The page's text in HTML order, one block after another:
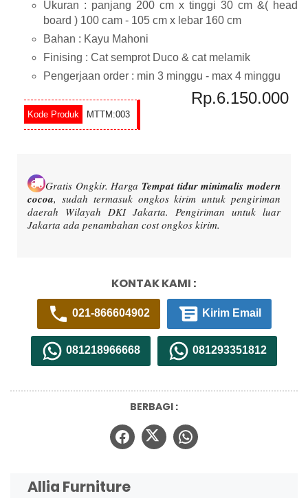
Ukuran : panjang 200 cm x tinggi 30 cm &( head
board ) 100 cam - 105 cm x lebar 160 cm
Bahan : Kayu Mahoni
Finising : Cat semprot Duco & cat melamik
Pengerjaan order : min 3 minggu - max 4 minggu
MTTM:003
Rp.6.150.000
Gratis Ongkir.Harga Tempat tidur minimalis modern
cocoa, sudah termasuk ongkos kirim untuk pengiriman
daerah Wilayah DKI Jakarta. Pengiriman untuk luar
Jakarta ada penambahan cost ongkos kirim.
KONTAK KAMI :
021-866604902 Kirim Email
081218966668 081293351812
BERBAGI :
Allia Furniture